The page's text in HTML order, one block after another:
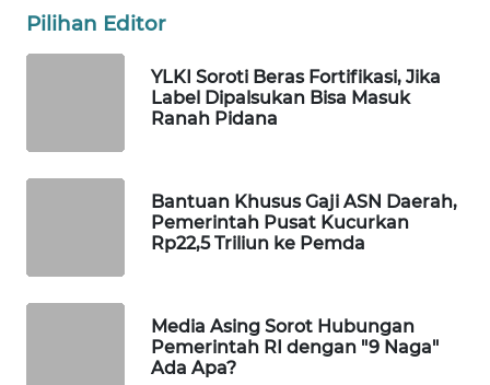
Pilihan Editor
YLKI Soroti Beras Fortifikasi, Jika
Label Dipalsukan Bisa Masuk
Ranah Pidana
Bantuan Khusus Gaji ASN Daerah,
Pemerintah Pusat Kucurkan
Rp22,5 Triliun ke Pemda
Media Asing Sorot Hubungan
Pemerintah RI dengan "9 Naga"
Ada Apa?
WAHANANEWS
ID
SPORT